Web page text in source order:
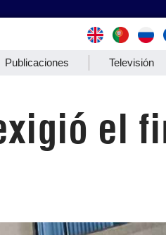
Publicaciones Televisión
el